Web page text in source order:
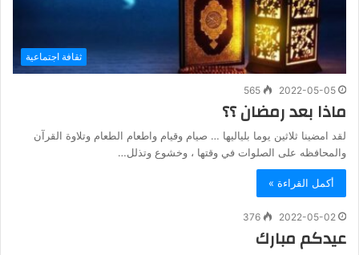
ثقافة اجتماعية
2022-05-05
565
ماذا بعد رمضان ؟؟
لقد امضينا ثلاثين يوما بلياليها … صيام وقيام واطعام الطعام وتلاوة القرآن
والمحافظه على الصلوات في وقتها ، وخشوع وتذلل…
أكمل القراءة »
2022-05-02
376
عيدكم مبارك